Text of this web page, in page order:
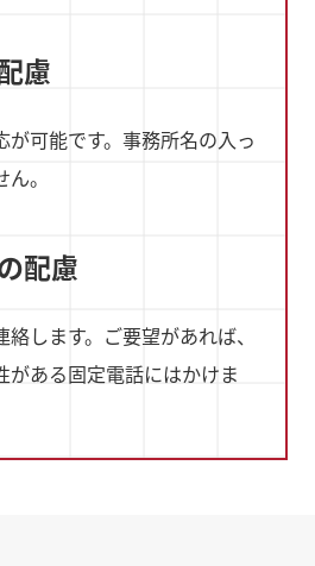
慮
が可能です。事務所名の入っ
。
配慮
します。ご要望があれば、
がある固定電話にはかけま